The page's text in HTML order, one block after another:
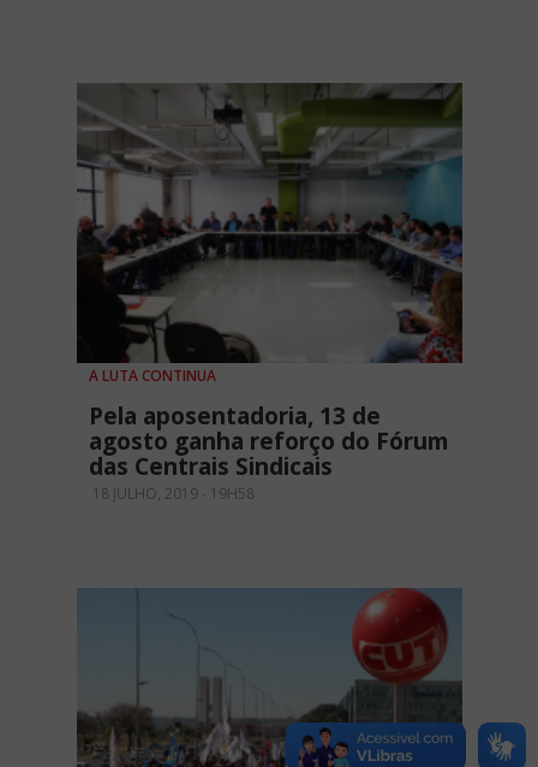
A LUTA CONTINUA
Pela aposentadoria, 13 de
agosto ganha reforço do Fórum
das Centrais Sindicais
18 JULHO, 2019 - 19H58